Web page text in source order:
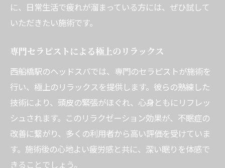
施術の流れとその効果的な作用
西船橋のヘッドスパを試す理由
深い眠りをもたらすヘッドスパ技術
不眠改善を目指すための施術内容
西船橋駅で体験する特別なリラクゼーショ
ン
施術後の快眠を目指すためのポイント
アロマオイルの香りで心地よい眠り
快眠効果を高めるための施術法
に、日常生活で疲れが溜まっている方には、ぜひ試して
いただきたい施術です。
専門セラピストによる極上のリラックス
西船橋駅のヘッドスパでは、専門のセラピストが施術を
行い、極上のリラックスを提供します。彼らの熟練した
技術により、頭皮の緊張がほぐれ、心身ともにリフレッ
シュされます。このリラクゼーション効果が、不眠症の
改善に繋がり、多くの利用者から高い評価を受けていま
す。施術後の心地よい疲労感と共に、深い眠りを体感で
きることでしょう。